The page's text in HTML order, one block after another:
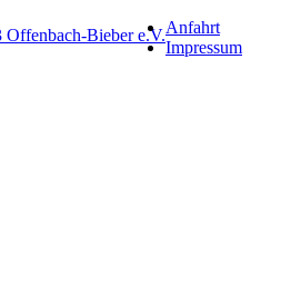
Bieber e.V.Anfahrt
Impressum